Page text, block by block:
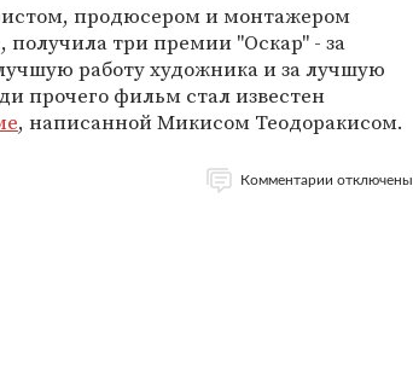
продюсером и монтажером
три премии "Оскар" - за
работу художника и за лучшую
прочего фильм стал известен
, написанной Микисом Теодоракисом.
Комментарии отключены